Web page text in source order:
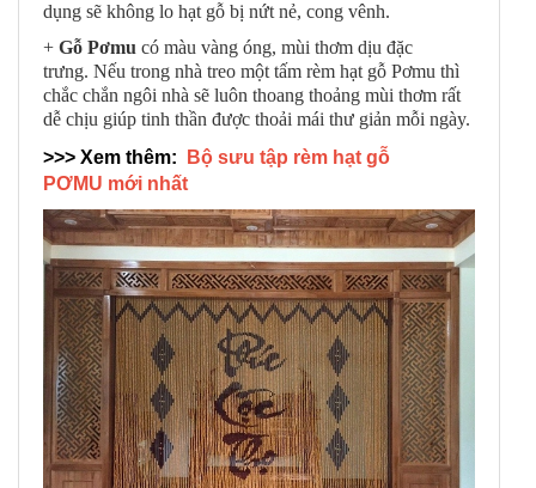
dụng sẽ không lo hạt gỗ bị nứt nẻ, cong vênh.
+ Gỗ Pơmu có màu vàng óng, mùi thơm dịu đặc
trưng. Nếu trong nhà treo một tấm rèm hạt gỗ Pơmu thì
chắc chắn ngôi nhà sẽ luôn thoang thoảng mùi thơm rất
dễ chịu giúp tinh thần được thoải mái thư giản mỗi ngày.
>>> Xem thêm:
Bộ sưu tập rèm hạt gỗ
PƠMU mới nhất